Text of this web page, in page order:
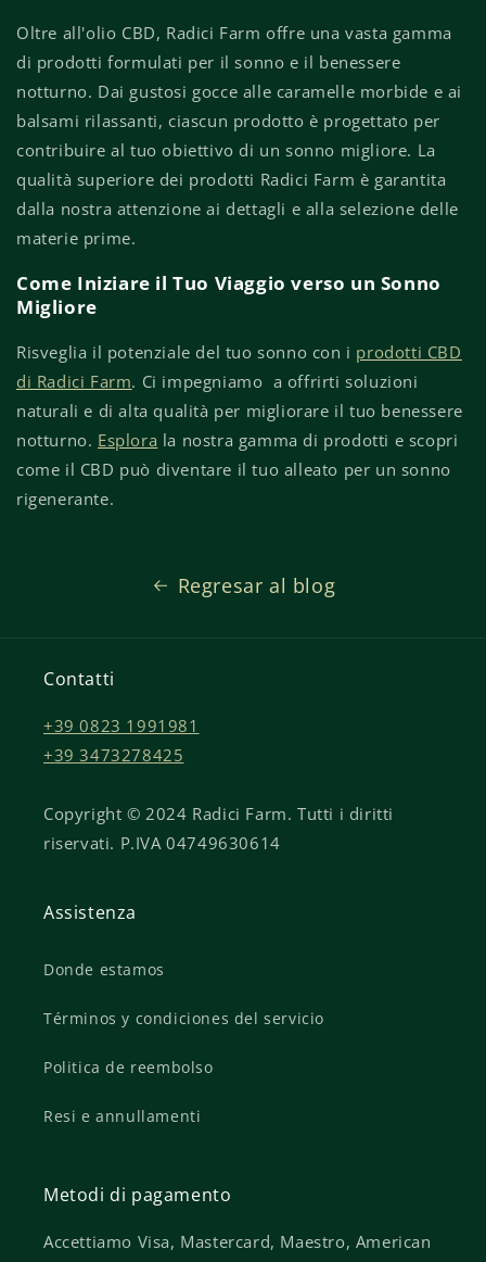
Oltre all'olio CBD, Radici Farm offre una vasta gamma
di prodotti formulati per il sonno e il benessere
notturno. Dai gustosi gocce alle caramelle morbide e ai
balsami rilassanti, ciascun prodotto è progettato per
contribuire al tuo obiettivo di un sonno migliore. La
qualità superiore dei prodotti Radici Farm è garantita
dalla nostra attenzione ai dettagli e alla selezione delle
materie prime.
Come Iniziare il Tuo Viaggio verso un Sonno
Migliore
Risveglia il potenziale del tuo sonno con i prodotti CBD
di Radici Farm. Ci impegniamo a offrirti soluzioni
naturali e di alta qualità per migliorare il tuo benessere
notturno. Esplora la nostra gamma di prodotti e scopri
come il CBD può diventare il tuo alleato per un sonno
rigenerante.
Regresar al blog
Contatti
+39 0823 1991981
+39 3473278425
Copyright © 2024 Radici Farm. Tutti i diritti
riservati. P.IVA 04749630614
Assistenza
Donde estamos
Términos y condiciones del servicio
Politica de reembolso
Resi e annullamenti
Metodi di pagamento
Accettiamo Visa, Mastercard, Maestro, American